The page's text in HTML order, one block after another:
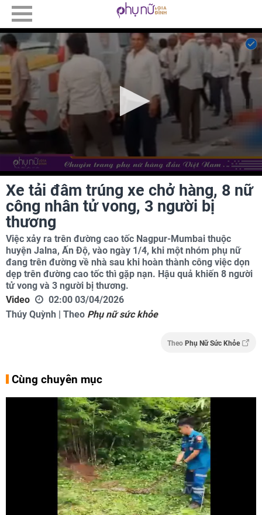
Xe tải đâm trúng xe chở hàng, 8 nữ
công nhân tử vong, 3 người bị
thương
Việc xảy ra trên đường cao tốc Nagpur-Mumbai thuộc
huyện Jalna, Ấn Độ, vào ngày 1/4, khi một nhóm phụ nữ
đang trên đường về nhà sau khi hoàn thành công việc dọn
dẹp trên đường cao tốc thì gặp nạn. Hậu quả khiến 8 người
tử vong và 3 người bị thương.
Video
02:00 03/04/2026
Thúy Quỳnh | Theo Phụ nữ sức khỏe
Theo Phụ Nữ Sức Khỏe
Cùng chuyên mục